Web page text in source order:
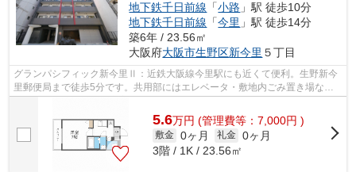
地下鉄千日前線 「小路 」駅 徒歩10分
地下鉄千日前線 「今里 」駅 徒歩14分
築6年 / 23.56㎡
大阪府大阪市生野区新今里 ５丁目
グランパシフィック新今里Ⅱ：近鉄大阪線今里駅にも近くて便利。生野新今
里郵便局まで徒歩5分です。共用部にはエレベータ・敷地内ごみ置き場など
5.6万円 (管理費等：7,000円 )
敷金 0ヶ月 礼金 0ヶ月
3階 / 1K / 23.56㎡